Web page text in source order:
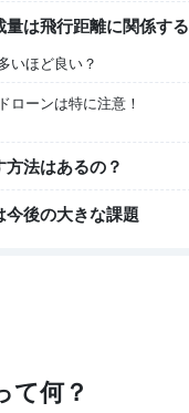
量は飛行距離に関係する
いほど良い？
ーンは特に注意！
法はあるの？
今後の大きな課題
て何？